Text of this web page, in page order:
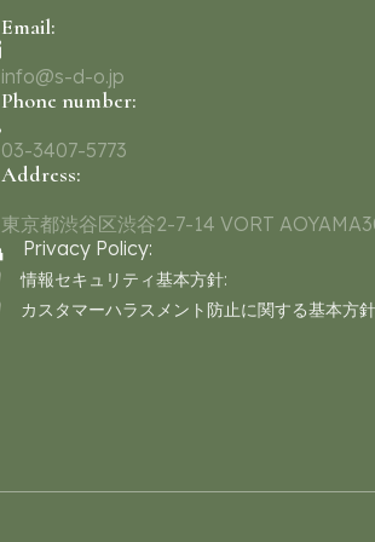
Email:
info@s-d-o.jp
Phone number:
03-3407-5773
Address:
東京都渋谷区渋谷2-7-14 VORT
Privacy Policy:
情報セキュリティ基本方針:
カスタマーハラスメント防止に関する基本方